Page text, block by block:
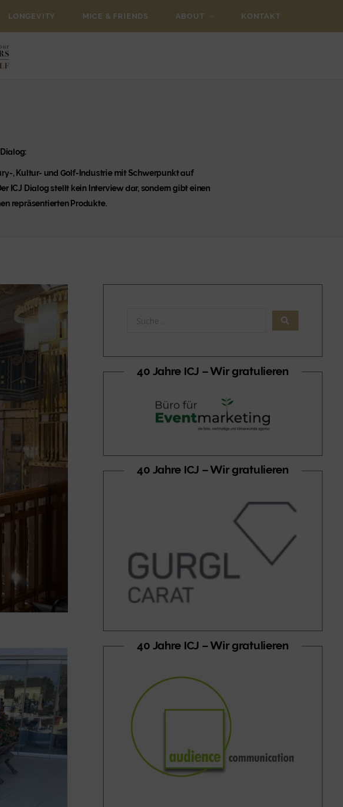
LONGEVITY MICE & FRIENDS ABOUT KONTAKT
, Kultur- und Golf-Industrie mit Schwerpunkt auf
ICJ Dialog stellt kein Interview dar, sondern gibt einen
repräsentierten Produkte.
40 Jahre ICJ – Wir gratulieren
40 Jahre ICJ – Wir gratulieren
40 Jahre ICJ – Wir gratulieren